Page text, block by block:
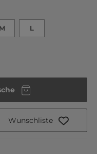
M L
Wunschliste